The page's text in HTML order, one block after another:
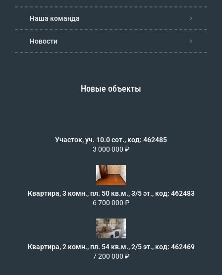
Наша команда
Новости
Новые объекты
Участок, уч. 10.0 сот., код: 462485
3 000 000 ₽
Квартира, 3 комн., пл. 50 кв.м., 3/5 эт., код: 462483
6 700 000 ₽
Квартира, 2 комн., пл. 54 кв.м., 2/5 эт., код: 462469
7 200 000 ₽